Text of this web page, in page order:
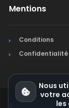
Mentions
Conditions
Confidentialité
© Jura Synchro
Nous
votre
les